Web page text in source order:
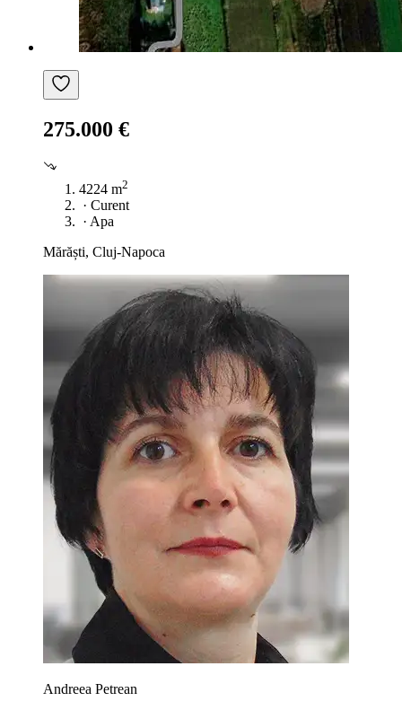
275.000 €
4224 m2
· Curent
· Apa
Mărăști, Cluj-Napoca
Andreea Petrean